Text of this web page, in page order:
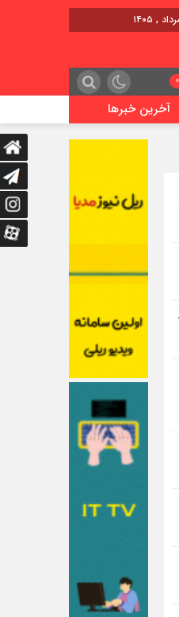
0
آخرین خبرهاگوگوچانی سکان نیروی کشش